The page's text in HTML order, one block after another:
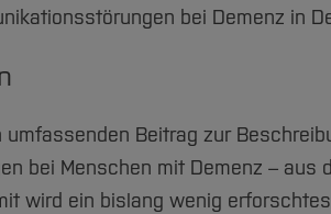
bei Demenz in
umfassenden Beitrag zur
bei Menschen mit Demenz –
wird ein bislang wenig